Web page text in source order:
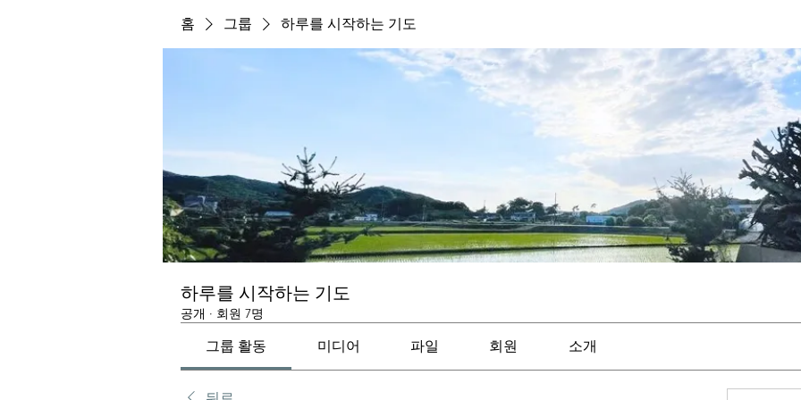
홈 그룹 하루를 시작하는 기도
하루를 시작하는 기도
공개 · 회원 7명
그룹 활동 미디어 파일 회원 소개